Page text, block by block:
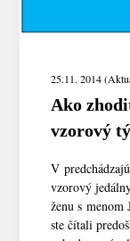
25.11. 2014
Ako
vzorový
V
vzorový
ženu s menom
ste čítali